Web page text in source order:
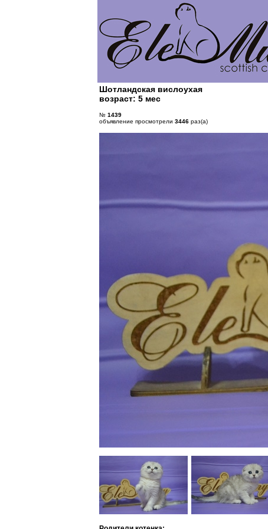
Шотландская вислоухая
возраст: 5 мес
№ 1439
объявление просмотрели 3446раз(а)